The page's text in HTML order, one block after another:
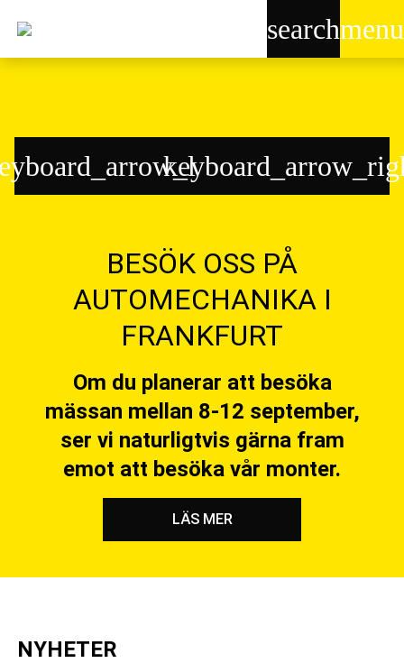
searchmenu
BESÖK OSS PÅ
AUTOMECHANIKA I
FRANKFURT
Om du planerar att besöka
mässan mellan 8-12 september,
ser vi naturligtvis gärna fram
emot att besöka vår monter.
LÄS MER
NYHETER